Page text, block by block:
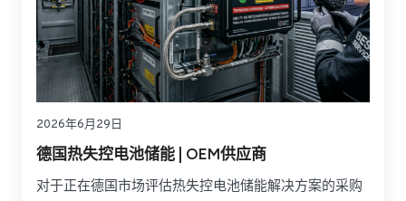
2026年6月29日
德国热失控电池储能 | OEM供应商
对于正在德国市场评估热失控电池储能解决方案的采购